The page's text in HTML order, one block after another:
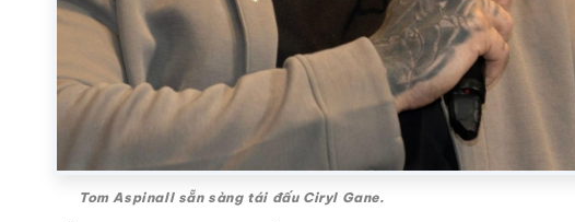
Tom Aspinall sẵn sàng tái đấu Ciryl Gane.